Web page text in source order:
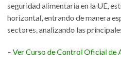
seguridad alimentaria en la UE,
horizontal, entrando de manera
sectores, analizando las
– Ver Curso de Control Oficial de